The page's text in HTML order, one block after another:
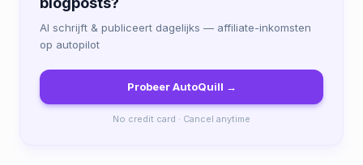
AI schrijft & publiceert dagelijks — affiliate-inkomsten
op autopilot
Probeer AutoQuill →
No credit card · Cancel anytime